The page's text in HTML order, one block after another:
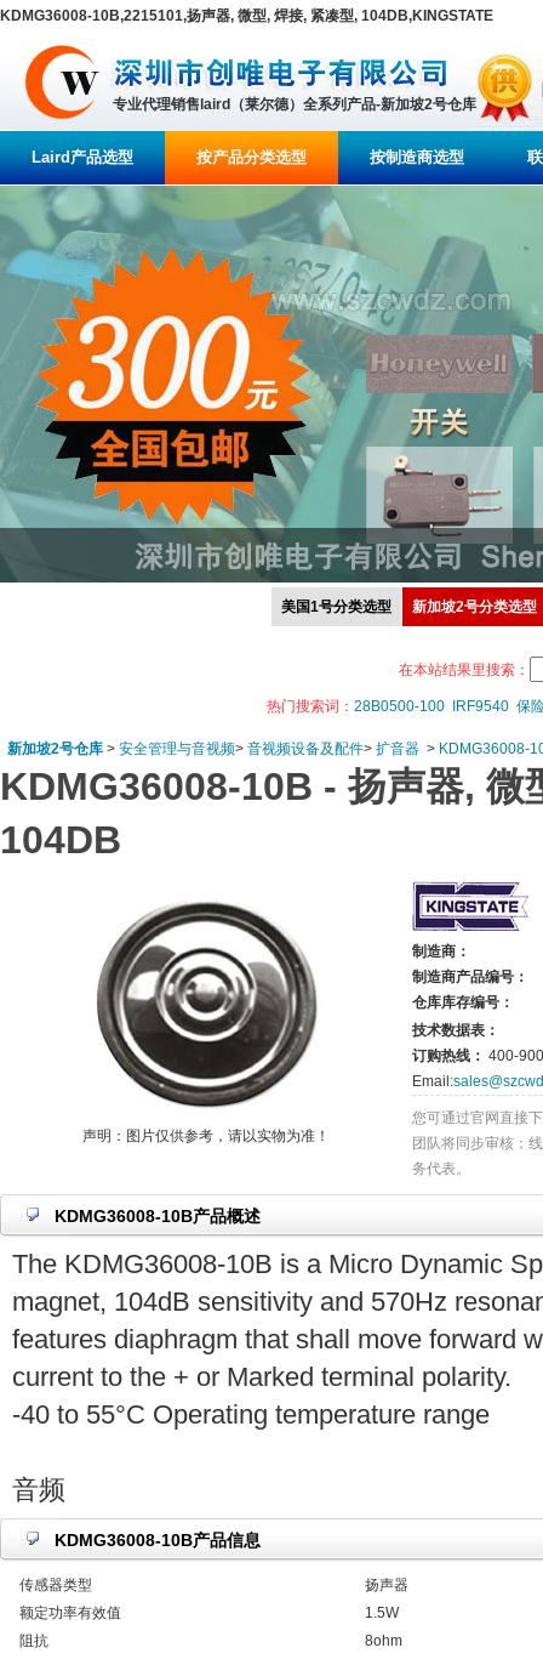
KDMG36008-10B,2215101,扬声器, 微型, 焊接, 紧凑型, 104DB,KINGSTATE
专业代理销售laird（莱尔德）全系列产品-新加坡2号仓库
Laird产品选型 按产品分类选型 按制造商选型
美国1号分类选型 新加坡2号分类选型
在本站结果里搜索：
热门搜索词： 28B0500-100 IRF9540 保
新加坡2号仓库 > 安全管理与音视频> 音视频设备及配件> 扩音器 > KDMG36008-
KDMG36008-10B -扬声器, 微
104DB
声明：图片仅供参考，请以实物为准！
制造商：
制造商产品编号：
仓库库存编号：
技术数据表：
订购热线： 400-
Email:
您可通过官网直接
团队将同步审核；
务代表。
KDMG36008-10B产品概述
The KDMG36008-10B is a Micro Dynamic
magnet, 104dB sensitivity and 570Hz
features diaphragm that shall move forward
current to the + or Marked terminal polarity.
-40 to 55°C Operating temperature range
音频
KDMG36008-10B产品信息
传感器类型
扬声器
额定功率有效值
1.5W
阻抗
8ohm